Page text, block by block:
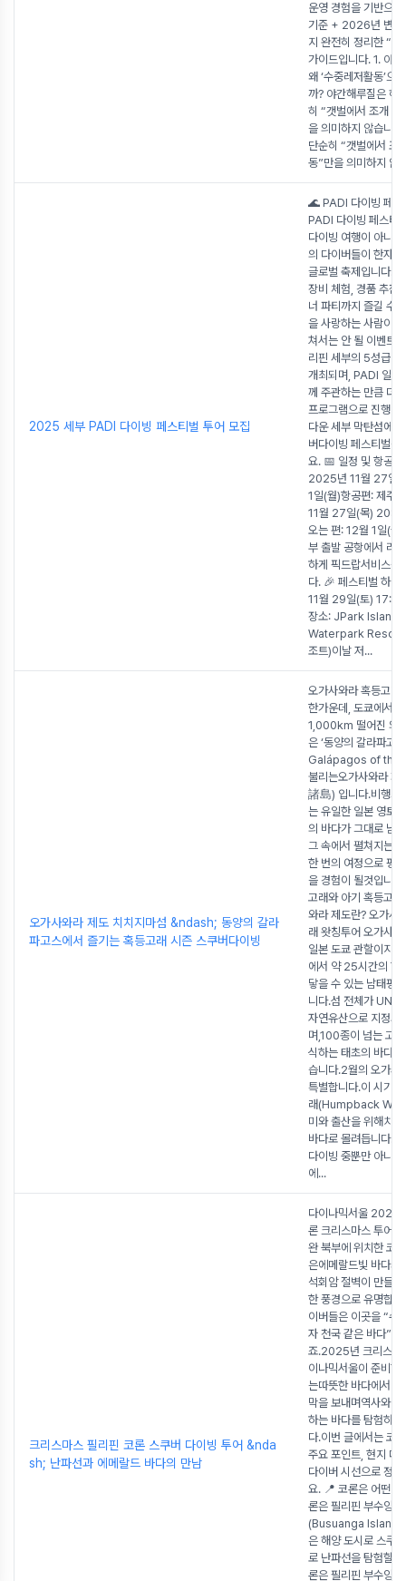
운영 경험을 기반으
기준 + 2026년 변경
지 완전히 정리한 “가
가이드입니다. 1. 야
왜 ‘수중레저활동’으
까? 야간해루질은 해
히 “갯벌에서 조개 줍
을 의미하지 않습니
단순히 “갯벌에서 조
동”만을 의미하지 않
2025 세부 PADI 다이빙 페스티벌 투어 모집
🌊 PADI 다이빙 페스
PADI 다이빙 페스티
다이빙 여행이 아니
의 다이버들이 한자
글로벌 축제입니다.
장비 체험, 경품 추첨,
너 파티까지 즐길 수
을 사랑하는 사람이
쳐서는 안 될 이벤트
리핀 세부의 5성급 리
개최되며, PADI 일본
께 주관하는 만큼 더
프로그램으로 진행됩
다운 세부 막탄섬에
버다이빙 페스티벌을
요. 📅 일정 및 항공편
2025년 11월 27일(
1일(월)항공편: 제주
11월 27일(목)
오는 편: 12월 1일(
부 출발 공항에서 리
하게 픽드랍서비스를
다. 🎉 페스티벌 하이
11월 29일(토)
장소: JPark Island
Waterpark Resort
조트)이날 저 ...
오가사와라 제도 치치지마섬 &ndash; 동양의 갈라
파고스에서 즐기는 혹등고래 시즌 스쿠버다이빙
오가사와라 혹등고래
한가운데, 도쿄에서
1,000km 떨어진 외
은 ‘동양의 갈라파고
Galápagos of the
불리는오가사와라
諸島) 입니다.비행기
는 유일한 일본 영토,
의 바다가 그대로 남
그 속에서 펼쳐지는
한 번의 여정으로 평
을 경험이 될것입니
고래와 아기 혹등고
와라 제도란? 오가사
래 왓칭투어 오가사
일본 도쿄 관할이지
에서 약 25시간의 항
닿을 수 있는 남태평
니다.섬 전체가
자연유산으로 지정되
며,100종이 넘는 고
식하는 태초의 바다
습니다.2월의 오가사
특별합니다.이 시기
래(Humpback
미와 출산을 위해치
바다로 몰려듭니다.
다이빙 중뿐만 아니
에 ...
크리스마스 필리핀 코론 스쿠버 다이빙 투어 &nda
sh; 난파선과 에메랄드 바다의 만남
다이나믹서울 2025
론 크리스마스 투어
완 북부에 위치한 코
은에메랄드빛 바다와
석회암 절벽이 만들
한 풍경으로 유명합
이버들은 이곳을 “수
자 천국 같은 바다”라
죠.2025년 크리스마
이나믹서울이 준비한
는따뜻한 바다에서
막을 보내며역사와
하는 바다를 탐험하
다.이번 글에서는 코
주요 포인트, 현지 다
다이버 시선으로 정
요. 📍 코론은 어떤 곳
론은 필리핀 부수앙가
(Busuanga Island)
은 해양 도시로 스쿠
로 난파선을 탐험할
론은 필리핀 부수앙가